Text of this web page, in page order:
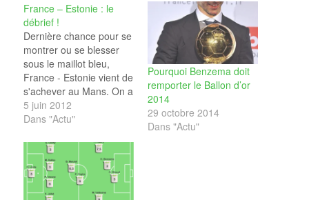
France – Estonie : le
débrief !
Dernière chance pour se
montrer ou se blesser
sous le maillot bleu,
France - Estonie vient de
s'achever au Mans. On a
infligé une sacrée
correction à cette
Allez, ne boudons pas
notre plaisir de voir des
buts en Bleu et
penchons-nous sur ce
5 juin 2012
Dans "Actu"
Pourquoi Benzema doit
remporter le Ballon d’or
2014
29 octobre 2014
Dans "Actu"